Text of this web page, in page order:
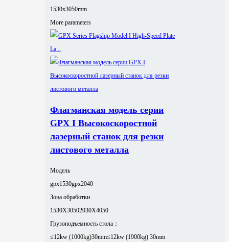
1530x3050mm
More parameters
Флагманская модель серии
GPX I Высокоскоростной
лазерный станок для резки
листового металла
Модель
gpx1530gpx2040
Зона обработки
1530X30502030X4050
Грузоподъемность стола：
≤12kw (1000kg)30mm≤12kw (1900kg) 30mm